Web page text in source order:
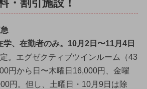
・割引施設！
学、在勤者のみ。10月2日〜11月4日
。エグゼクティブツインルーム（43
円から日〜木曜日16,000円、金曜
円。但し、土曜日・10月9日は除